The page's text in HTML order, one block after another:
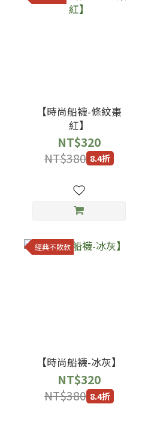
【時尚船襪-條紋棗
紅】
NT$320
NT$380 8.4折
經典不敗款
【時尚船襪-冰灰】
NT$320
NT$380 8.4折